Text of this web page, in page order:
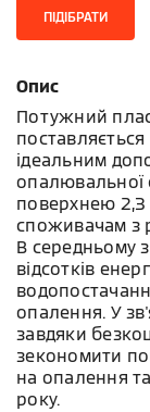
ПІДІБРАТИ
Опис
Потужний
ідеальним
опалювальної
поверхнею 2,3
споживачам з
В середньому
відсотків
опалення. У
завдяки
зекономити
на опалення
року.